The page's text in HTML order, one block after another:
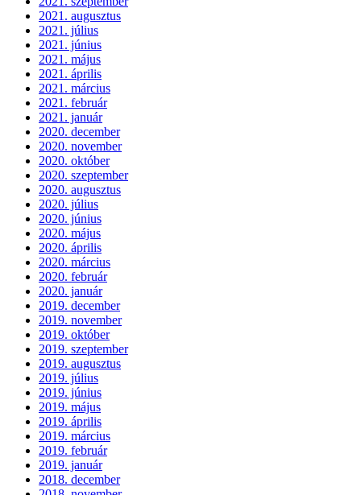
2021. augusztus
2021. július
2021. június
2021. május
2021. április
2021. március
2021. február
2021. január
2020. december
2020. november
2020. október
2020. szeptember
2020. augusztus
2020. július
2020. június
2020. május
2020. április
2020. március
2020. február
2020. január
2019. december
2019. november
2019. október
2019. szeptember
2019. augusztus
2019. július
2019. június
2019. május
2019. április
2019. március
2019. február
2019. január
2018. december